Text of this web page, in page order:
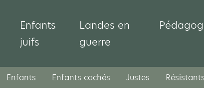
Enfants
juifs
Landes en
guerre
Enfants Enfants cachés Justes Résistants